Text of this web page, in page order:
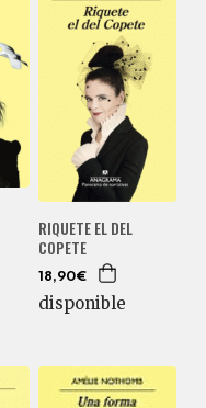
RIQUETE EL DEL
COPETE
18,90€
disponible